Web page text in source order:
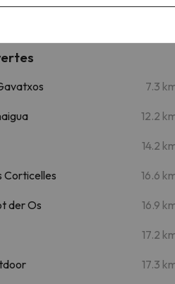
úniques by RURAL
7.3
12.2
14.2
Corticelles 16.6
der Os 16.9
17.2
17.3